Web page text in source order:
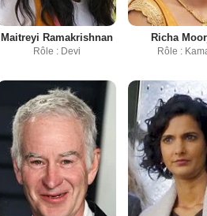
Maitreyi Ramakrishnan
Rôle : Devi
Richa
Rôle :